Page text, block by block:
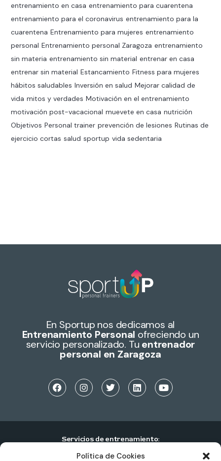
Política de Cookies
entrenamiento en casa entrenamiento para cuarentena
entrenamiento para el coronavirus entrenamiento para la
cuarentena Entrenamiento para mujeres entrenamiento
personal Entrenamiento personal Zaragoza entrenamiento
sin materia entrenamiento sin material entrenar en casa
entrenar sin material Estancamiento Fitness para mujeres
hábitos saludables Inversión en salud Mejorar calidad de
vida mitos y verdades Motivación en el entrenamiento
motivación post-vacacional muevete en casa nutrición
Objetivos Personal trainer prevención de lesiones Rutinas de
ejercicio cortas salud sportup vida sedentaria
En Sportup nos dedicamos al
Entrenamiento Personal ofreciendo un
servicio personalizado. Tu entrenador
personal en Zaragoza
Servicios de entrenamiento:
Entrenamiento personal individual